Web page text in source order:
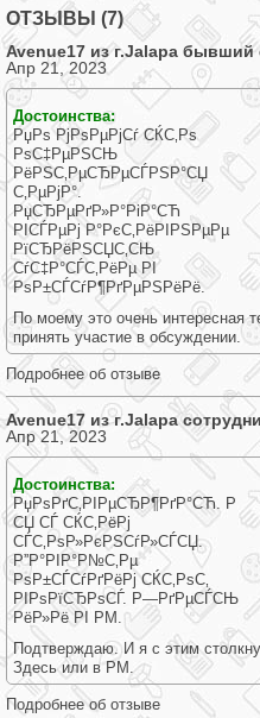
ОТЗЫВЫ (7)
Avenue17 из г.Jalapa бывший
Апр 21, 2023
Достоинства:
РџРѕ РјРѕРµРјСѓ СЌС‚Рѕ
РѕС‡РµРЅСЊ
РёРЅС‚РµСЂРµСЃРЅР°СЏ
С‚РµРјР°.
РџСЂРµРґР»Р°РіР°СЋ
РІСЃРµРј Р°РєС‚РёРІРЅРµРµ
РїСЂРёРЅСЏС‚СЊ
СѓС‡Р°СЃС‚РёРµ РІ
РѕР±СЃСѓР¶РґРµРЅРёРё.
По моему это очень интересная
принять участие в обсуждении.
Подробнее об отзыве
Avenue17 из г.Jalapa
Апр 21, 2023
Достоинства:
РџРѕРґС‚РІРµСЂР¶РґР°СЋ. Р
СЏ СЃ СЌС‚РёРј
СЃС‚РѕР»РєРЅСѓР»СЃСЏ.
Р”Р°РІР°Р№С‚Рµ
РѕР±СЃСѓРґРёРј СЌС‚РѕС‚
РІРѕРїСЂРѕСЃ. Р—РґРµСЃСЊ
РёР»Рё РІ PM.
Подтверждаю. И я с этим
Здесь или в PM.
Подробнее об отзыве